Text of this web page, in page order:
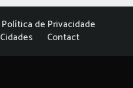
Política de Privacidade
Cidades Contact